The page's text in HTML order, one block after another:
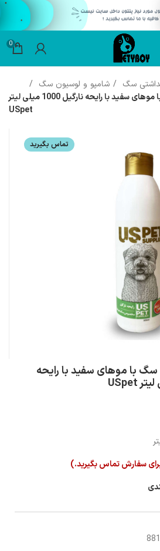
0
سگ
شامپو و لوسیون سگ
شامپو مخصوص سگ با موهای سفید با رایحه نارگیل 1000 میلی لیتر
USpet
تماس بگیرید
با موهای سفید با رایحه
سفارش تماس بگیرید.)